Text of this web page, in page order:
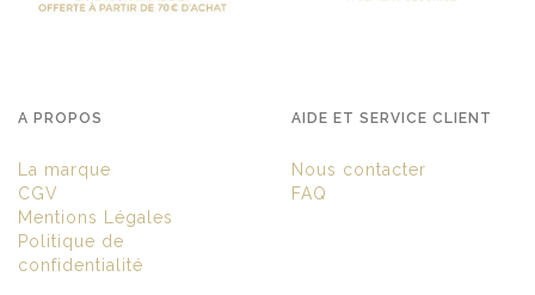
A PROPOS
La marque
CGV
Mentions Légales
Politique de
confidentialité
AIDE ET SERVICE CLIENT
Nous contacter
FAQ